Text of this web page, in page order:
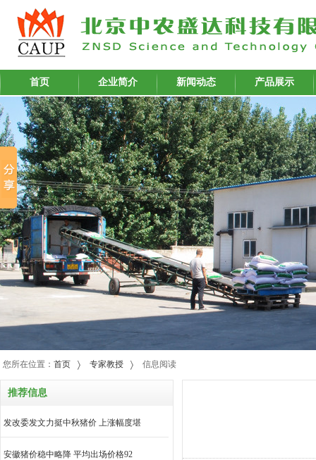
首页 企业简介 新闻动态 产品展示
您所在位置： 首页 专家教授 信息阅读
推荐信息
发改委发文力挺中秋猪价 上涨幅度堪
安徽猪价稳中略降 平均出场价格92